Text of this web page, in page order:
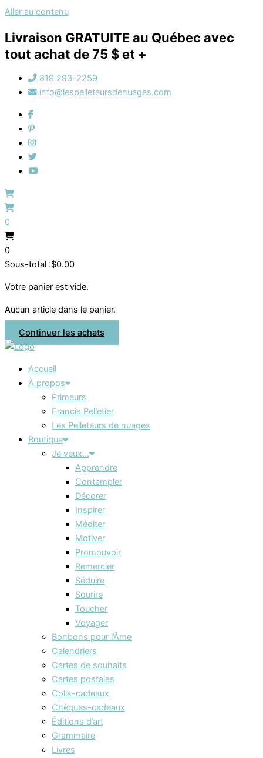
Aller au contenu
Livraison GRATUITE au Québec avec
tout achat de 75 $ et +
819 293-2259
info@lespelleteursdenuages.com
0
0
Sous-total :$0.00
Votre panier est vide.
Aucun article dans le panier.
Continuer les achats
Accueil
À propos
Primeurs
Francis Pelletier
Les Pelleteurs de nuages
Boutique
Je veux…
Apprendre
Contempler
Décorer
Inspirer
Méditer
Motiver
Promouvoir
Remercier
Séduire
Sourire
Toucher
Voyager
Bonbons pour l’Âme
Calendriers
Cartes de souhaits
Cartes postales
Colis-cadeaux
Chèques-cadeaux
Éditions d’art
Grammaire
Livres